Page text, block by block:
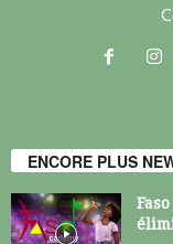
ENCORE PLUS